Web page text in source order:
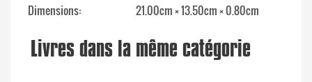
Dimensions
21.00cm × 13.50cm × 0.80cm
Livres dans la même catégorie